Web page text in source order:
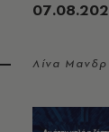
Λίνα